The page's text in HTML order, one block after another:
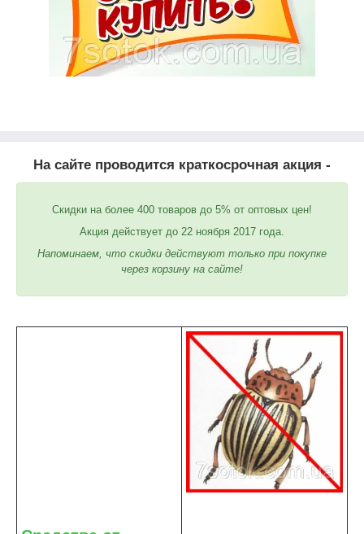
На сайте проводится краткосрочная акция -
Скидки на более 400 товаров до 5% от оптовых цен!
Акция действует до 22 ноября 2017 года.
Напоминаем, что скидки действуют только при покупке
через корзину на сайте!